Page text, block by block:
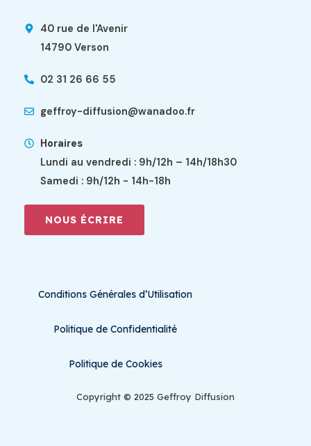
40 rue de l'Avenir
14790 Verson
02 31 26 66 55
geffroy-diffusion@wanadoo.fr
Horaires
Lundi au vendredi : 9h/12h – 14h/18h30
Samedi : 9h/12h - 14h-18h
NOUS ÉCRIRE
Conditions Générales d’Utilisation
Politique de Confidentialité
Politique de Cookies
Copyright © 2025 Geffroy Diffusion